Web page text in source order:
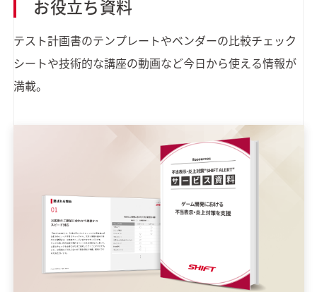
お役立ち資料
テスト計画書のテンプレートやベンダーの比較チェック
シートや技術的な講座の動画など今日から使える情報が
満載。